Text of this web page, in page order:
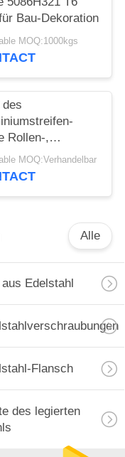
Bau-Dekoration
MOQ:1000kgs
des
Rollen-,
der
Spulen-
MOQ:Verhandelbar
Alle
Edelstahl
Flansch
des legierten